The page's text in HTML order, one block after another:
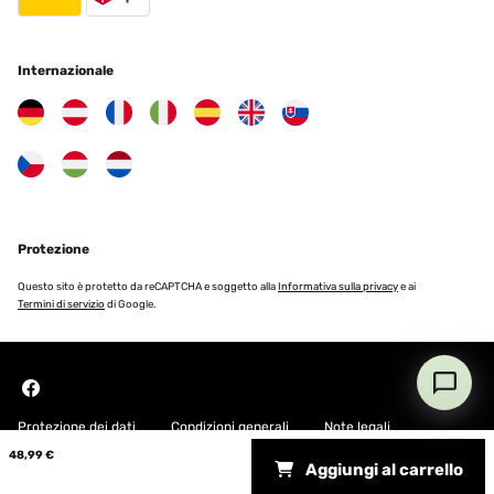
48,99 €
Aggiungi al carrello
Der Blumenübertopf kam schnell und sehr gut verpackt an. Er
kaufen.
Amazon-Benutzer
Recenzja Doniczka jest prześliczna,szykowna.Bardzo dobrze
ładniej jak na zdjęciu. Przyciąga wzrok. Polecam!
VALUTAZIONE VERIFICATA
Hochwerrtig Der Blumentopf ist sehr hochwertig und wirkt robust.
Internazionale
Protezione
Questo sito è protetto da reCAPTCHA e soggetto allaInformativa sulla privacye ai
Termini di servizio di Google.
Protezione dei dati Condizioni generali Note legali
Copyright © 2026 Blumfeldt. All rights reserved